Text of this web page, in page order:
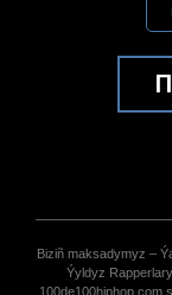
Biziñ maksadymyz –
Ýyldyz
100de100hiphop.com